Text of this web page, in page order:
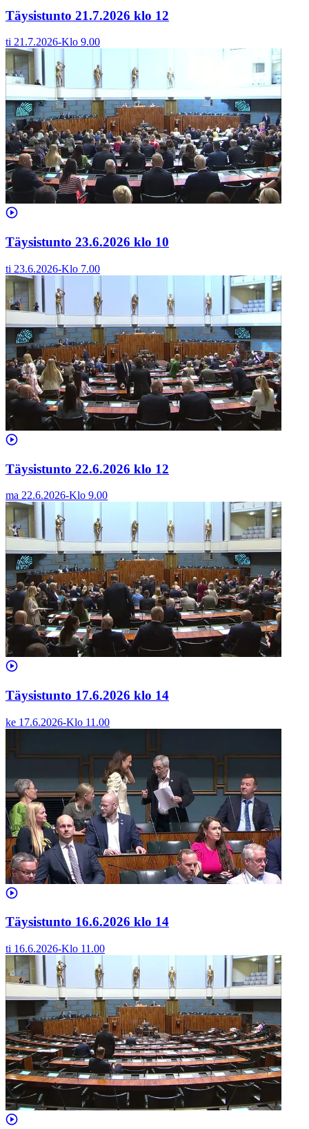
Täysistunto 21.7.2026 klo 12
ti 21.7.2026-Klo 9.00
Täysistunto 23.6.2026 klo 10
ti 23.6.2026-Klo 7.00
Täysistunto 22.6.2026 klo 12
ma 22.6.2026-Klo 9.00
Täysistunto 17.6.2026 klo 14
ke 17.6.2026-Klo 11.00
Täysistunto 16.6.2026 klo 14
ti 16.6.2026-Klo 11.00